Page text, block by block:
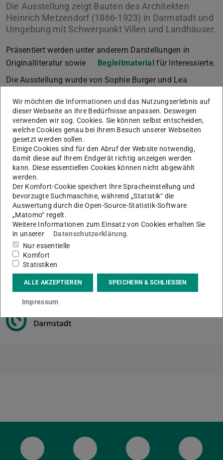
Die Ausstellung zeigt Bauten des Architekten
Heinrich Metzendorf (1866-1923) in Darmstadt und
Umgebung mit Schwerpunkt Villen und Landhäuser.
Präsentiert werden unter anderem Darstellungen in
Originalliteratur sowie
Begleitmaterial für Interessierte.
Die Ausstellung wurde von Sophie Burger und Lea
Ingenieurwissenschaften, Kultur und Architektur (NIKA)
der ULB Lichtwiese entworfen und umgesetzt. Sie ist ab
21.12.23 zu besichtigen.
Ort
ULB Lichtwiese
Öffnungszeiten
Mo – Fr 08:00 – 22:00 Uhr
Kontakt
nika@ulb.tu-…
ULB Bluesky ULB FacebookULB InstagramULB
Wir möchten die Informationen und das Nutzungserlebnis auf
dieser Webseite an Ihre Bedürfnisse anpassen. Deswegen
verwenden wir sog. Cookies. Sie können selbst entscheiden,
welche Cookies genau bei Ihrem Besuch unserer Webseiten
gesetzt werden sollen.
Einige Cookies sind für den Abruf der Website notwendig,
damit diese auf Ihrem Endgerät richtig anzeigen werden
kann. Diese essentiellen Cookies können nicht abgewählt
werden.
Der Komfort-Cookie speichert Ihre Spracheinstellung und
bevorzugte Suchmaschine, während „Statistik“ die
Auswertung durch die Open-Source-Statistik-Software
„Matomo“ regelt.
Weitere Informationen zum Einsatz von Cookies erhalten Sie
in unserer
Datenschutzerklärung.
Nur essentielle
Komfort
Statistiken
ALLE AKZEPTIEREN SPEICHERN & SCHLIESSEN
Impressum